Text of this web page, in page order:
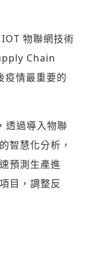
物聯網技術
Chain
情最重要的
透過導入物聯
智慧化分析，
預測生產進
目，調整反